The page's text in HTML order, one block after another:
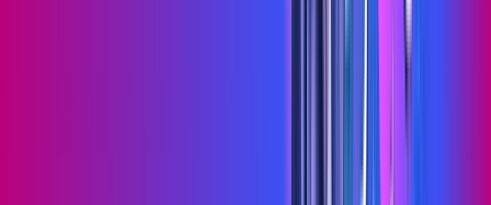
Jogue online com estabilidade, velocidade e sem lag